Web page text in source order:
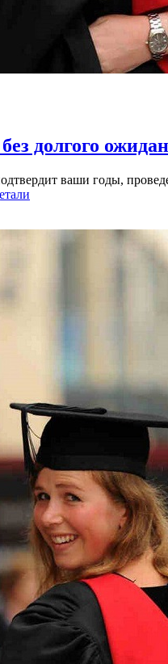
долгого
ваши годы,